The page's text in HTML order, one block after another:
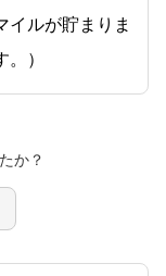
イルが貯まりま
）
か？